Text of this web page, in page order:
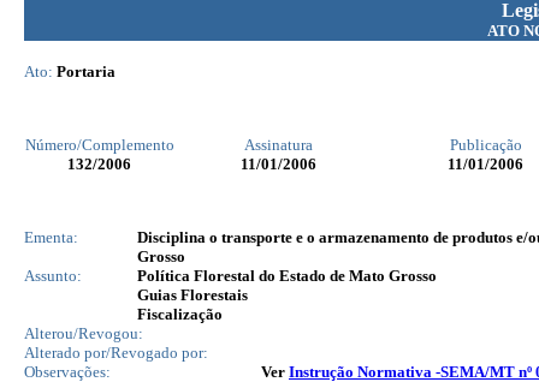
ATO
Ato: Portaria
Número/Complemento Assinatura
Publicação
132/2006 11/01/2006 11/01/2006
Ementa:
Disciplina o transporte e o armazenamento de produtos
Grosso
Assunto:
Política Florestal do Estado de Mato Grosso
Guias Florestais
Fiscalização
Alterou/Revogou:
Alterado por/Revogado por:
Observações:
Ver Instrução Normativa -SEMA/MT nº